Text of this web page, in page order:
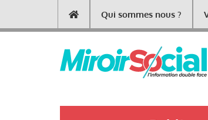
contenu
Main
navigation
Qui sommes nous ?